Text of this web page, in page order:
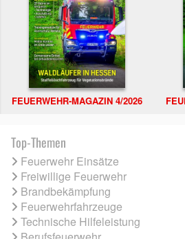
FEUERWEHR-MAGAZIN 4/2026
Top-Themen
Feuerwehr Einsätze
Freiwillige Feuerwehr
Brandbekämpfung
Feuerwehrfahrzeuge
Technische Hilfeleistung